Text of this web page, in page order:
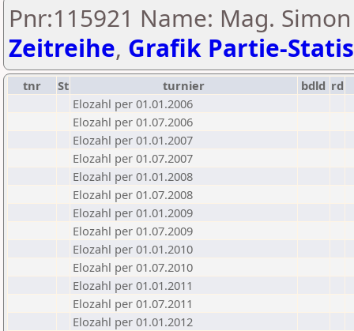
Pnr:115921 Name: Mag.
Zeitreihe, Grafik Partie-
tnr St turnier bdld rd
Elozahl per 01.01.2006
Elozahl per 01.07.2006
Elozahl per 01.01.2007
Elozahl per 01.07.2007
Elozahl per 01.01.2008
Elozahl per 01.07.2008
Elozahl per 01.01.2009
Elozahl per 01.07.2009
Elozahl per 01.01.2010
Elozahl per 01.07.2010
Elozahl per 01.01.2011
Elozahl per 01.07.2011
Elozahl per 01.01.2012